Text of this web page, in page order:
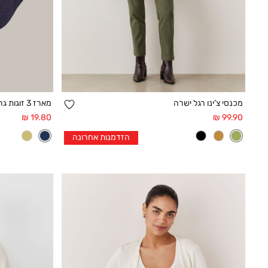
קנייה מהירה
34 36 38 42
44
מכנסי צ’ינו רגל ישרה
הוספה
למועדפים
מחיר
אחרי
הנחה
99.90 ₪
הזדמנות אחרונה
מארז 3 זוגות גרבי כותנה
מחיר
אחרי
הנחה
19.80 ₪